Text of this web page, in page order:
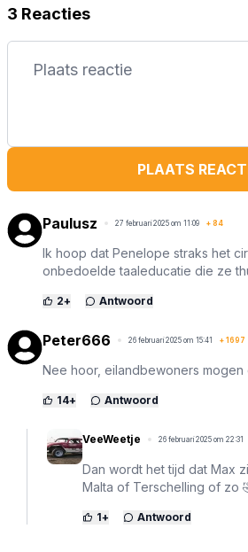
3 Reacties
PLAATS
Paulusz 27 februari 2025 om 11:09 + 84
Ik hoop dat Penelope straks het
onbedoelde taaleducatie die ze
2+ Antwoord
Peter666 26 februari 2025 om 15:41 + 1697
Nee hoor, eilandbewoners mogen
14+ Antwoord
VeeWeetje 26 februari 2025 om 22:31
Dan wordt het tijd dat Max
Malta of Terschelling of zo
1+ Antwoord